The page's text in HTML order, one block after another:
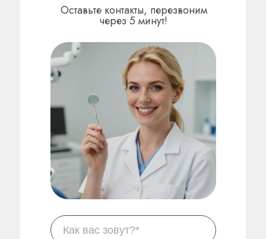
Оставьте контакты, перезвоним
через 5 минут!